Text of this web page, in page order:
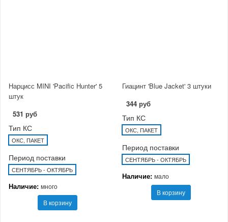
Нарцисс MINI 'Pacific Hunter' 5
штук
531 руб
Тип КС
ОКС, ПАКЕТ
Период поставки
СЕНТЯБРЬ - ОКТЯБРЬ
Наличие: много
В корзину
Гиацинт 'Blue Jacket' 3 штуки
344 руб
Тип КС
ОКС, ПАКЕТ
Период поставки
СЕНТЯБРЬ - ОКТЯБРЬ
Наличие: мало
В корзину